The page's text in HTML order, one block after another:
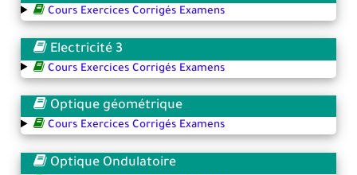
Cours Exercices Corrigés Examens
Electricité 3
Cours Exercices Corrigés Examens
Optique géométrique
Cours Exercices Corrigés Examens
Optique Ondulatoire